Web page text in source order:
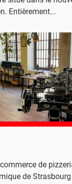
Entièrement...
de
de